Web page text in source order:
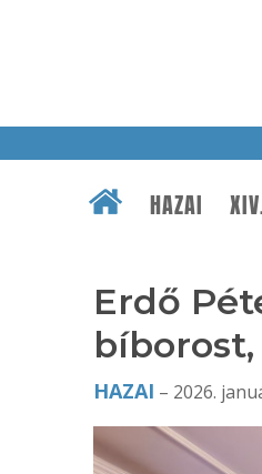
HAZAI
Erdő
HAZAI – 2026.